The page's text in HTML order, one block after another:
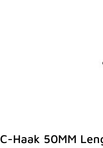
C-Haak 50MM